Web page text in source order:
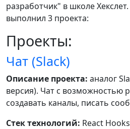
разработчик" в школе
выполнил 3 проекта:
Проекты:
Чат (Slack)
Описание проекта: аналог
версия). Чат с возможностью
создавать каналы, писать
Стек технологий: React